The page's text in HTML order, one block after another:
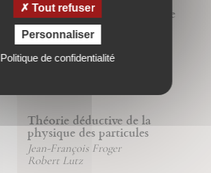
Structure de la connaissance
Jean-François Froger
Robert Lutz
Théorie déductive de la
physique des particules
Jean-François Froger
Robert Lutz
Tout refuser
Personnaliser
Politique de confidentialité